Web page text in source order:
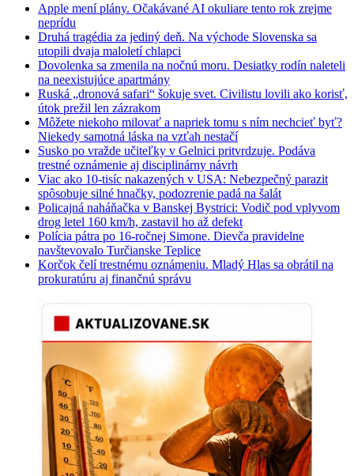
Apple mení plány. Očakávané AI okuliare tento rok zrejme
neprídu
Druhá tragédia za jediný deň. Na východe Slovenska sa
utopili dvaja maloletí chlapci
Dovolenka sa zmenila na nočnú moru. Desiatky rodín naleteli
na neexistujúce apartmány
Ruská „dronová safari“ šokuje svet. Civilistu lovili ako korisť,
útok prežil len zázrakom
Môžete niekoho milovať a napriek tomu s ním nechcieť byť?
Niekedy samotná láska na vzťah nestačí
Susko po vražde učiteľky v Gelnici pritvrdzuje. Podáva
trestné oznámenie aj disciplinárny návrh
Viac ako 10-tisíc nakazených v USA: Nebezpečný parazit
spôsobuje silné hnačky, podozrenie padá na šalát
Policajná naháňačka v Banskej Bystrici: Vodič pod vplyvom
drog letel 160 km/h, zastavil ho až defekt
Polícia pátra po 16-ročnej Simone. Dievča pravidelne
navštevovalo Turčianske Teplice
Korčok čelí trestnému oznámeniu. Mladý Hlas sa obrátil na
prokuratúru aj finančnú správu